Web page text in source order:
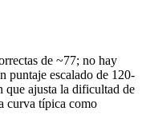
de ~77; no hay
puntaje escalado de 120-
que ajusta la dificultad de
curva típica como